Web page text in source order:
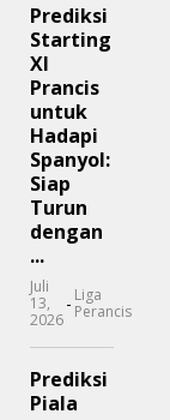
Prediksi
Starting
XI
Prancis
untuk
Hadapi
Spanyol:
Siap
Turun
dengan
...
Juli
13,
2026
- Liga
Perancis
Prediksi
Piala